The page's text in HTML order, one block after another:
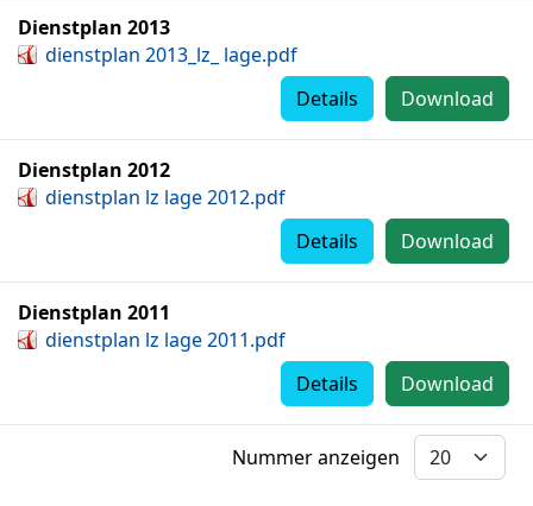
Dienstplan 2013
dienstplan 2013_lz_ lage.pdf
Download
Details
Dienstplan 2012
dienstplan lz lage 2012.pdf
Download
Details
Dienstplan 2011
dienstplan lz lage 2011.pdf
Download
Details
Nummer anzeigen